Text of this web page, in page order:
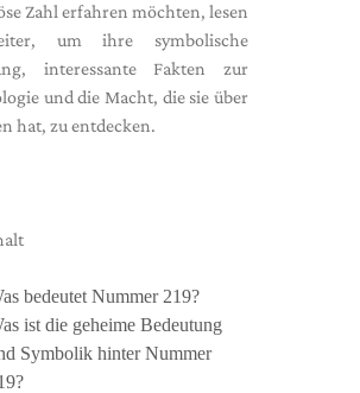
Zahl erfahren möchten, lesen
um ihre symbolische
interessante Fakten zur
und die Macht, die sie über
hat, zu entdecken.
bedeutet Nummer 219?
ist die geheime Bedeutung
Symbolik hinter Nummer